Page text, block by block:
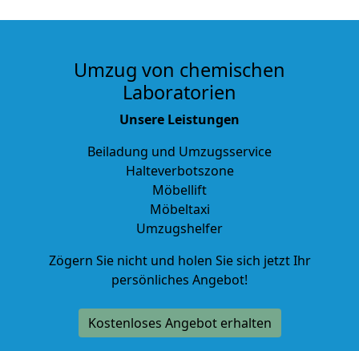
Umzug von chemischen
Laboratorien
Unsere Leistungen
Beiladung und Umzugsservice
Halteverbotszone
Möbellift
Möbeltaxi
Umzugshelfer
Zögern Sie nicht und holen Sie sich jetzt Ihr
persönliches Angebot!
Kostenloses Angebot erhalten